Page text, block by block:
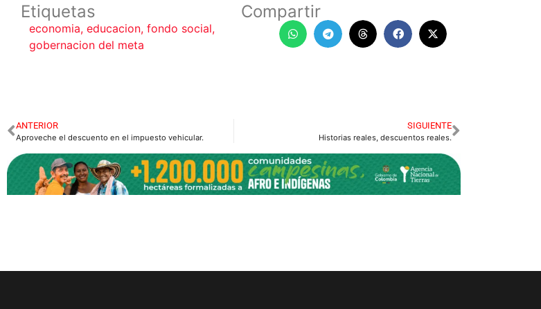
Etiquetas
economia, educacion, fondo social,
gobernacion del meta
Compartir
ANTERIOR
Aproveche el descuento en el impuesto vehicular.
SIGUIENTE
Historias reales, descuentos reales.